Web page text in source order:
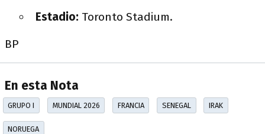
Estadio: Toronto Stadium.
BP
En esta Nota
GRUPO I MUNDIAL 2026 FRANCIA SENEGAL IRAK
NORUEGA